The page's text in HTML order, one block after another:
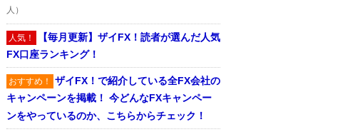
人）
人気！ 【毎月更新】ザイFX！読者が選んだ人気
FX口座ランキング！
おすすめ！ ザイFX！で紹介している全FX会社の
キャンペーンを掲載！ 今どんなFXキャンペー
ンをやっているのか、こちらからチェック！